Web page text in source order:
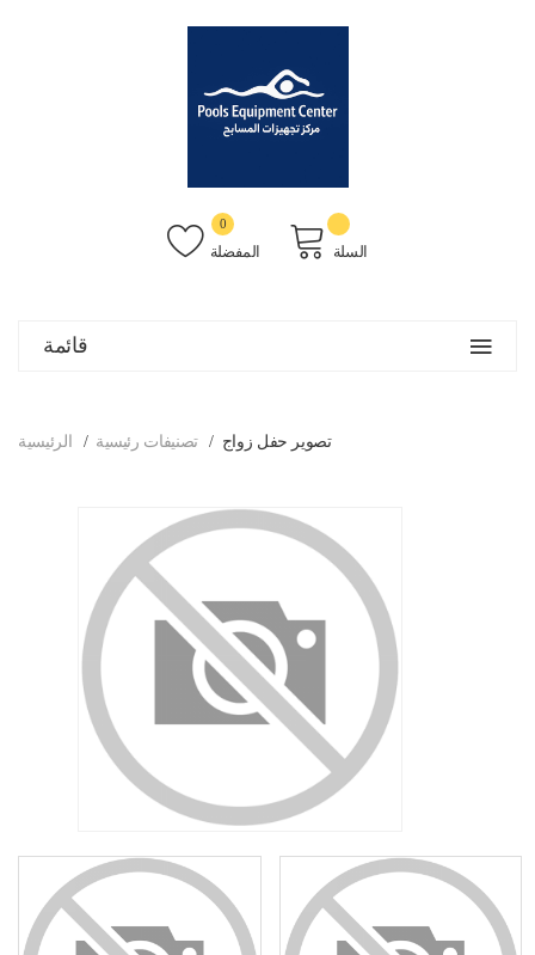
المفضلة
0
السلة
قائمة
الرئيسية تصنيفات رئيسية تصوير حفل زواج